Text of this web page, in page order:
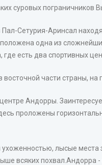
суровых пограничников
Сетурия-Аринсал
одна из
есть два спортивных
восточной части страны, на
Андорры.
проложены
лысые места
всяких похвал.Андорра -